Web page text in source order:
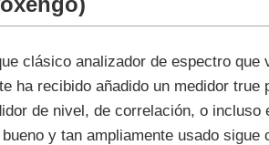
clásico analizador de espectro
ha recibido añadido un medidor
de nivel, de correlación, o
y tan ampliamente usado sigue